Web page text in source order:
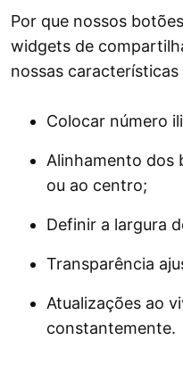
Por que nossos
widgets de
nossas
Colocar número
Alinhamento dos
ou ao centro;
Definir a largura
Transparência
Atualizações ao
constantemente.